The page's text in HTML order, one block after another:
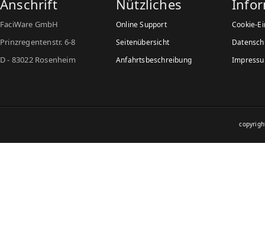
Anschrift
FaciWare GmbH
Prinzregentenstr. 6-8
D - 83022 Rosenheim
Nützliches
Online Support
Seitenübersicht
Anfahrtsbeschreibung
Cookie-